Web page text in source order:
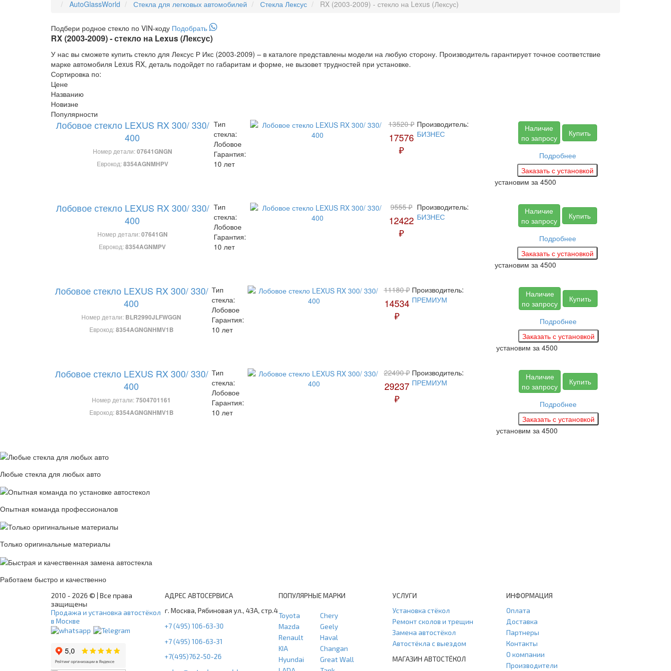
AutoGlassWorld Стекла для легковых автомобилей Стекла Лексус RX (2003-2009) - стекло на Lexus (Лексус)
Подбери родное стекло по VIN-коду Подобрать
RX (2003-2009) - стекло на Lexus (Лексус)
У нас вы сможете купить стекло для Лексус Р Икс (2003-2009) – в каталоге представлены модели на любую сторону. Производитель гарантирует точное соответствие
марке автомобиля Lexus RX, деталь подойдет по габаритам и форме, не вызовет трудностей при установке.
Сортировка по:
Цене
Названию
Новизне
Популярности
Лобовое стекло LEXUS RX 300/ 330/
400
Номер детали:07641GNGN
Еврокод:8354AGNMHPV
Тип
стекла:
Лобовое
Гарантия:
10 лет
13520 ₽
17576
₽
Производитель:
БИЗНЕС
Наличие
по запросу
Купить
Подробнее
установим за 4500
Лобовое стекло LEXUS RX 300/ 330/
400
Номер детали:07641GN
Еврокод:8354AGNMPV
Тип
стекла:
Лобовое
Гарантия:
10 лет
9555 ₽
12422
₽
Производитель:
БИЗНЕС
Наличие
по запросу
Купить
Подробнее
установим за 4500
Лобовое стекло LEXUS RX 300/ 330/
400
Номер детали: BLR2990JLFWGGN
Еврокод:8354AGNGNHMV1B
Тип
стекла:
Лобовое
Гарантия:
10 лет
11180 ₽
14534
₽
Производитель:
ПРЕМИУМ
Наличие
по запросу
Купить
Подробнее
установим за 4500
Лобовое стекло LEXUS RX 300/ 330/
400
Номер детали:7504701161
Еврокод:8354AGNGNHMV1B
Тип
стекла:
Лобовое
Гарантия:
10 лет
22490 ₽
29237
₽
Производитель:
ПРЕМИУМ
Наличие
по запросу
Купить
Подробнее
установим за 4500
Любые стекла для любых авто
Опытная команда профессионалов
Только оригинальные материалы
Работаем быстро и качественно
2010 - 2026 © | Все права
защищены
Продажа и установка автостёкол
в Москве
АДРЕС АВТОСЕРВИСА
г. Москва, Рябиновая ул., 43А, стр.4
+7 (495) 106-63-30
+7 (495) 106-63-31
+7(495)762-50-26
ПОПУЛЯРНЫЕ МАРКИ
Toyota
Mazda
Renault
KIA
Hyundai
Chery
Geely
Haval
Changan
Great Wall
УСЛУГИ
Установка стёкол
Ремонт сколов и трещин
Замена автостёкол
Автостёкла с выездом
МАГАЗИН АВТОСТЁКОЛ
ИНФОРМАЦИЯ
Оплата
Доставка
Партнеры
Контакты
О компании
Производители